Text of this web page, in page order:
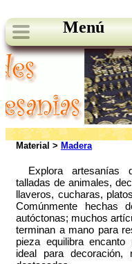
Menú
Material > Madera
Explora artesanías
talladas de animales,
llaveros, cucharas,
Comúnmente hechas
autóctonas; muchos
terminan a mano para
pieza equilibra
ideal para decoración,